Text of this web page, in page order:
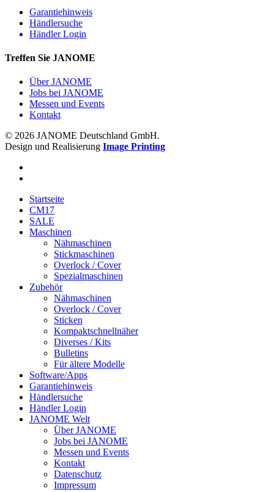
Garantiehinweis
Händlersuche
Händler Login
Treffen Sie JANOME
Über JANOME
Jobs bei JANOME
Messen und Events
Kontakt
© 2026 JANOME Deutschland GmbH.
Design und Realisierung Image Printing
Startseite
CM17
SALE
Maschinen
Nähmaschinen
Stickmaschinen
Overlock / Cover
Spezialmaschinen
Zubehör
Nähmaschinen
Overlock / Cover
Sticken
Kompaktschnellnäher
Diverses / Kits
Bulletins
Für ältere Modelle
Software/Apps
Garantiehinweis
Händlersuche
Händler Login
JANOME Welt
Über JANOME
Jobs bei JANOME
Messen und Events
Kontakt
Datenschutz
Impressum